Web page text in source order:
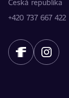
Česká republika
+420 737 667 422